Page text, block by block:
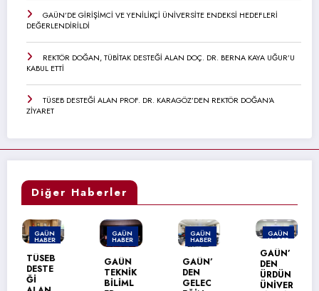
GAÜN’DE GİRİŞİMCİ VE YENİLİKÇİ ÜNİVERSİTE ENDEKSİ HEDEFLERİ
DEĞERLENDİRİLDİ
REKTÖR DOĞAN, TÜBİTAK DESTEĞİ ALAN DOÇ. DR. BERNA KAYA UĞUR’U
KABUL ETTİ
TÜSEB DESTEĞİ ALAN PROF. DR. KARAGÖZ’DEN REKTÖR DOĞAN’A
ZİYARET
Diğer Haberler
GAÜN
HABER
TÜSEB
DESTE
Ğİ
GAÜN
HABER
GAÜN
TEKNİK
BİLİML
GAÜN
HABER
GAÜN’
DEN
GELEC
GAÜN
HABER
GAÜN’
DEN
ÜRDÜN
ÜNİVER